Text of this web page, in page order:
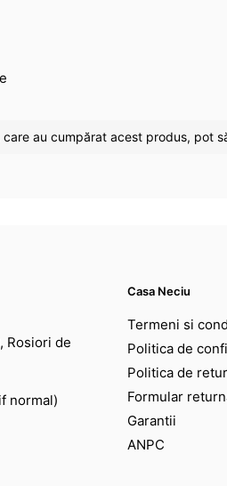
au cumpărat acest produs, pot
Rosiori de
normal)
Casa Neciu
Termeni si
Politica de
Politica de retur
Formular
Garantii
ANPC